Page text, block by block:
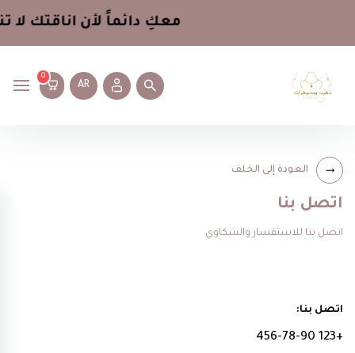
معكِ دائماً لأن اناقتك لا
AR
0
العودة إلى الخلف
اتصل بنا
اتصل بنا للاستفسار والشكاوي
اتصل بنا:
+123 456-78-90